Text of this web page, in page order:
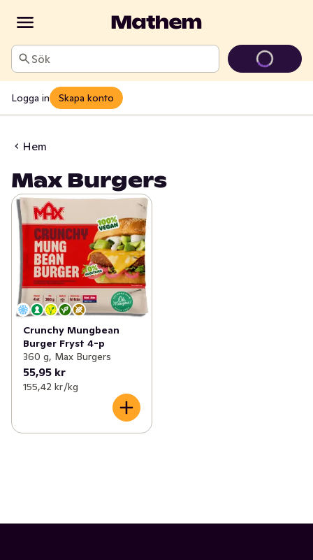
Sök
Logga in Skapa konto
Hem
Max Burgers
Crunchy Mungbean
Burger Fryst 4-p
360 g, Max Burgers
55,95 kr
155,42 kr /kg